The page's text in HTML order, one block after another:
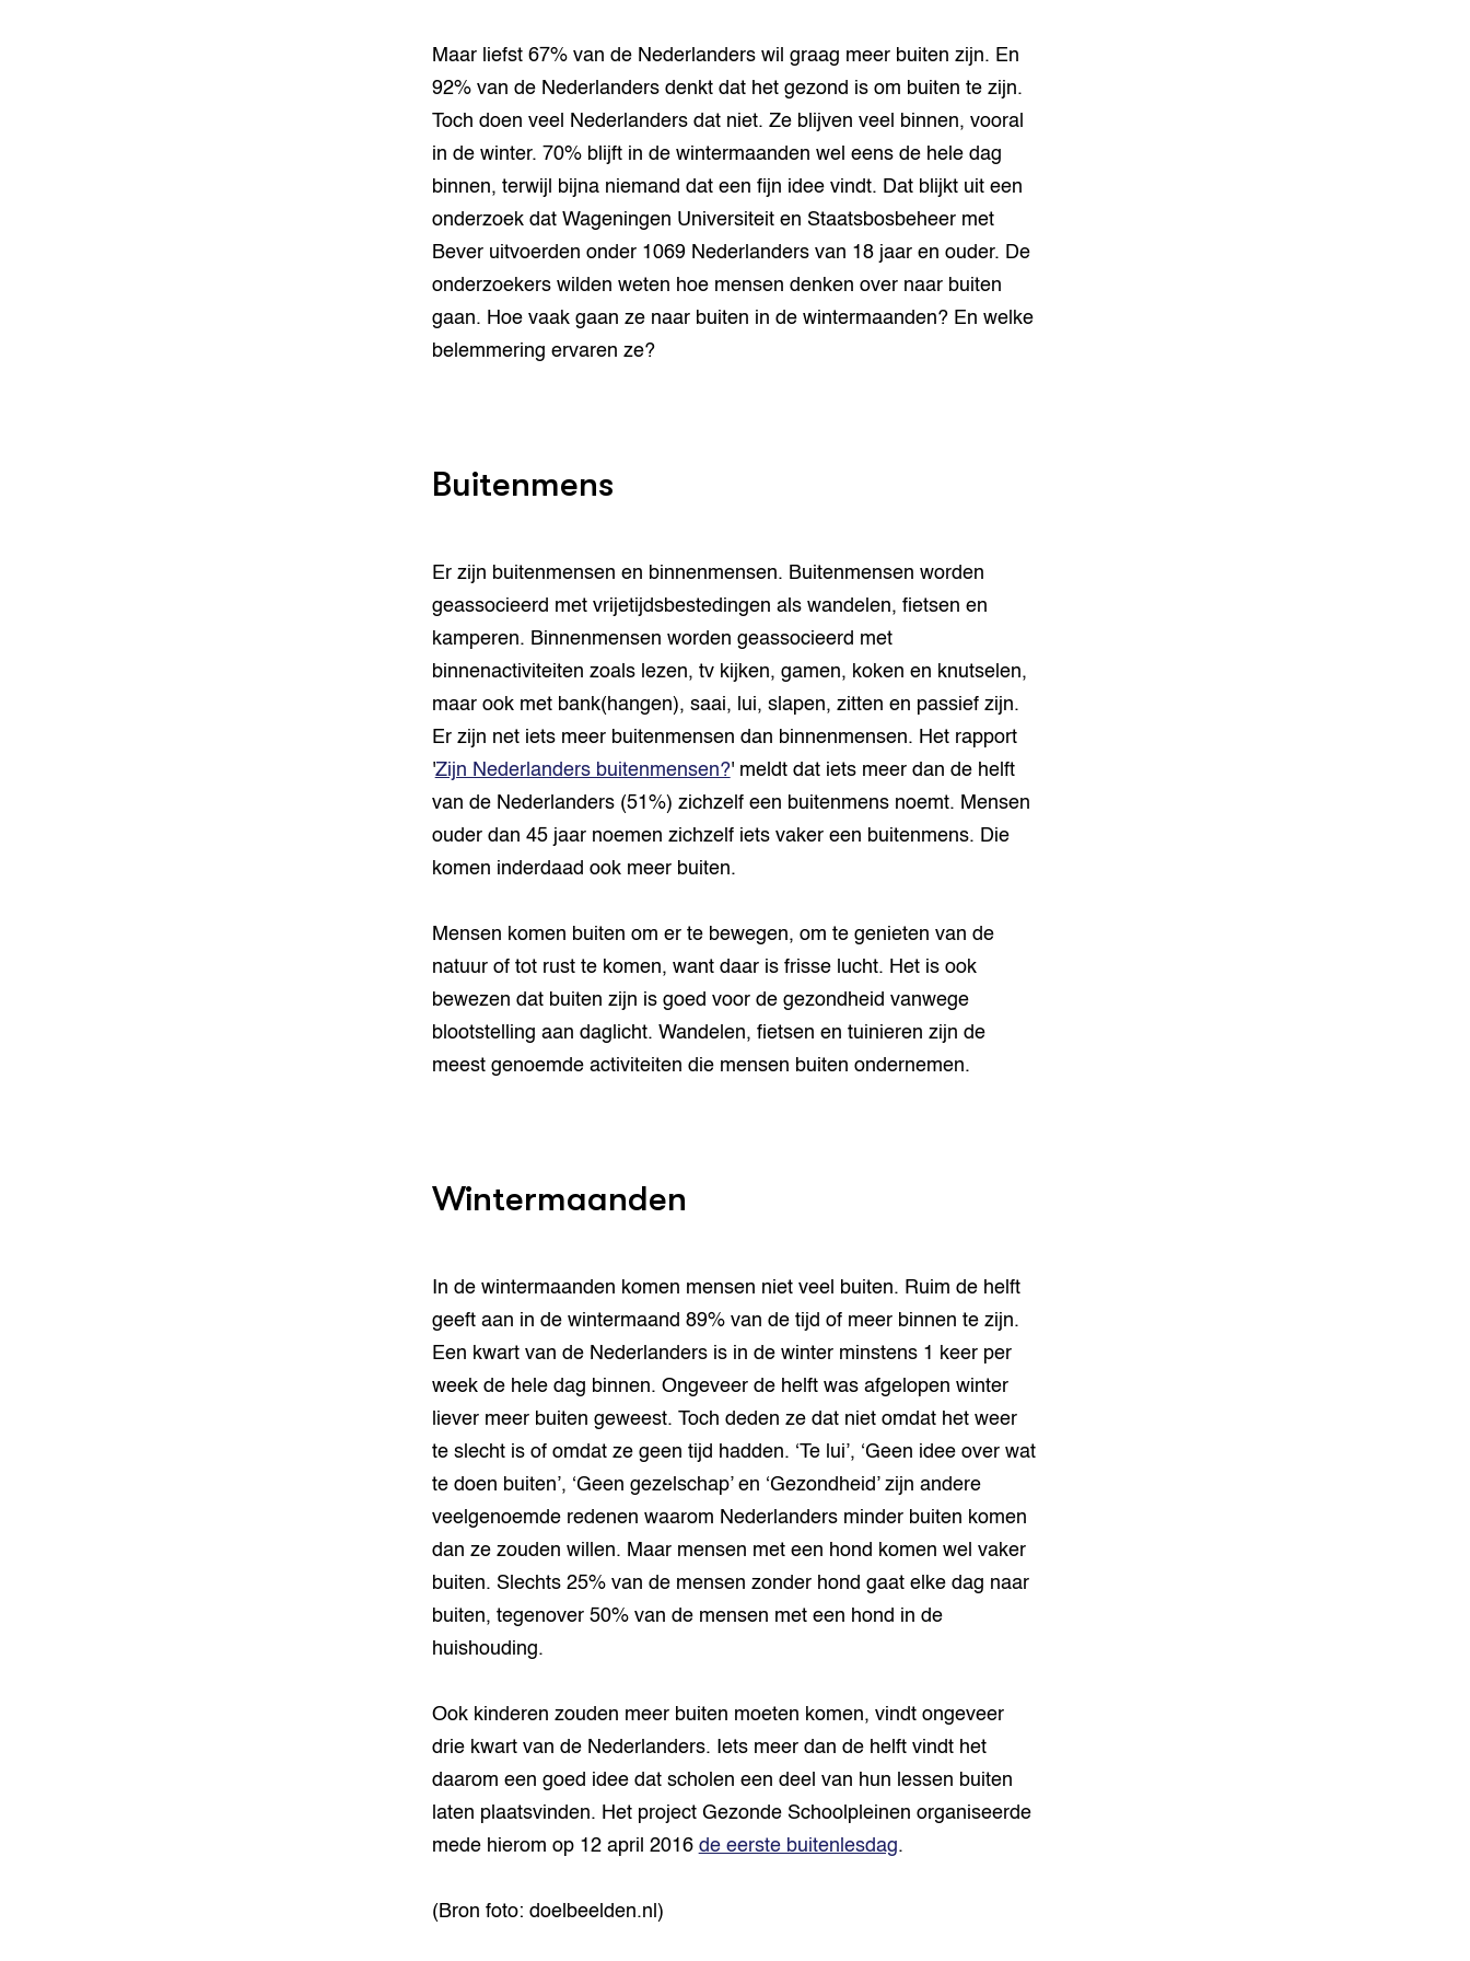
Maar liefst 67% van de Nederlanders wil graag meer buiten zijn. En
92% van de Nederlanders denkt dat het gezond is om buiten te zijn.
Toch doen veel Nederlanders dat niet. Ze blijven veel binnen, vooral
in de winter. 70% blijft in de wintermaanden wel eens de hele dag
binnen, terwijl bijna niemand dat een fijn idee vindt. Dat blijkt uit een
onderzoek dat Wageningen Universiteit en Staatsbosbeheer met
Bever uitvoerden onder 1069 Nederlanders van 18 jaar en ouder. De
onderzoekers wilden weten hoe mensen denken over naar buiten
gaan. Hoe vaak gaan ze naar buiten in de wintermaanden? En welke
belemmering ervaren ze?
Buitenmens
Er zijn buitenmensen en binnenmensen. Buitenmensen worden
geassocieerd met vrijetijdsbestedingen als wandelen, fietsen en
kamperen. Binnenmensen worden geassocieerd met
binnenactiviteiten zoals lezen, tv kijken, gamen, koken en knutselen,
maar ook met bank(hangen), saai, lui, slapen, zitten en passief zijn.
Er zijn net iets meer buitenmensen dan binnenmensen. Het rapport
'Zijn Nederlanders buitenmensen?' meldt dat iets meer dan de helft
van de Nederlanders (51%) zichzelf een buitenmens noemt. Mensen
ouder dan 45 jaar noemen zichzelf iets vaker een buitenmens. Die
komen inderdaad ook meer buiten.
Mensen komen buiten om er te bewegen, om te genieten van de
natuur of tot rust te komen, want daar is frisse lucht. Het is ook
bewezen dat buiten zijn is goed voor de gezondheid vanwege
blootstelling aan daglicht. Wandelen, fietsen en tuinieren zijn de
meest genoemde activiteiten die mensen buiten ondernemen.
Wintermaanden
In de wintermaanden komen mensen niet veel buiten. Ruim de helft
geeft aan in de wintermaand 89% van de tijd of meer binnen te zijn.
Een kwart van de Nederlanders is in de winter minstens 1 keer per
week de hele dag binnen. Ongeveer de helft was afgelopen winter
liever meer buiten geweest. Toch deden ze dat niet omdat het weer
te slecht is of omdat ze geen tijd hadden. ‘Te lui’, ‘Geen idee over wat
te doen buiten’, ‘Geen gezelschap’ en ‘Gezondheid’ zijn andere
veelgenoemde redenen waarom Nederlanders minder buiten komen
dan ze zouden willen. Maar mensen met een hond komen wel vaker
buiten. Slechts 25% van de mensen zonder hond gaat elke dag naar
buiten, tegenover 50% van de mensen met een hond in de
huishouding.
Ook kinderen zouden meer buiten moeten komen, vindt ongeveer
drie kwart van de Nederlanders. Iets meer dan de helft vindt het
daarom een goed idee dat scholen een deel van hun lessen buiten
laten plaatsvinden. Het project Gezonde Schoolpleinen organiseerde
mede hierom op 12 april 2016 de eerste buitenlesdag.
(Bron foto: doelbeelden.nl)